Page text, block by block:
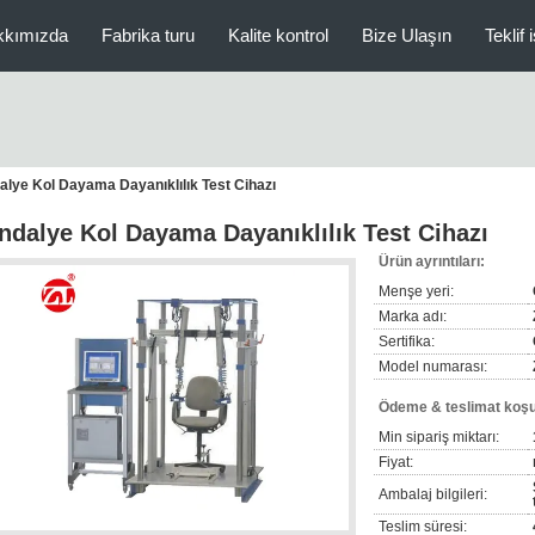
Fabrika turu Kalite kontrol Bize Ulaşın Teklif
Kol Dayama Dayanıklılık Test Cihazı
Kol Dayama Dayanıklılık Test Cihazı
Ürün ayrıntıları:
Menşe yeri:
Marka adı:
Sertifika:
Model numarası:
Ödeme & teslimat
Min sipariş miktarı:
Fiyat:
Ambalaj bilgileri:
Teslim süresi: